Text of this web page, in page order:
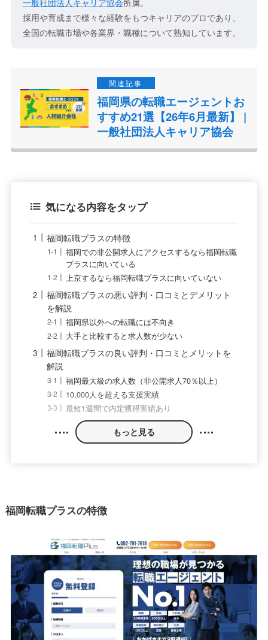
一般社団法人キャリア協会所属。
採用や育成まで様々な経験をもつキャリアのプロであり、
全国の転職市場や各業界・職種について熟知しています。
福岡県の転職エージェントお
すすめ21選【26年6月最新】 |
一般社団法人キャリア協会
気になる内容をタップ
福岡転職プラスの特徴
福岡での非公開求人にアクセスするなら福岡転職
プラスに向いている
上京するなら福岡転職プラスに向いていない
福岡転職プラスの悪い評判・口コミとデメリット
を解説
福岡県以外への転職には不向き
大手と比較すると求人数が少ない
福岡転職プラスの良い評判・口コミとメリットを
解説
福岡最大級の求人数（非公開求人70％以上）
10,000人を超える支援実績
最短1週間で内定獲得実績あり
もっと見る
福岡転職プラスの特徴